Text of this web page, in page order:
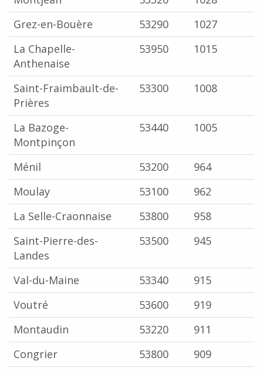
Grez-en-Bouère
53290
1027
La Chapelle-
Anthenaise
53950 1015
Saint-Fraimbault-de-
Prières
53300 1008
La Bazoge-
Montpinçon
53440 1005
Ménil 53200
964
Moulay
53100
962
La Selle-Craonnaise
53800
958
Saint-Pierre-des-
Landes
53500 945
Val-du-Maine 53340
915
Voutré
53600
919
Montaudin
53220
911
Congrier
53800
909